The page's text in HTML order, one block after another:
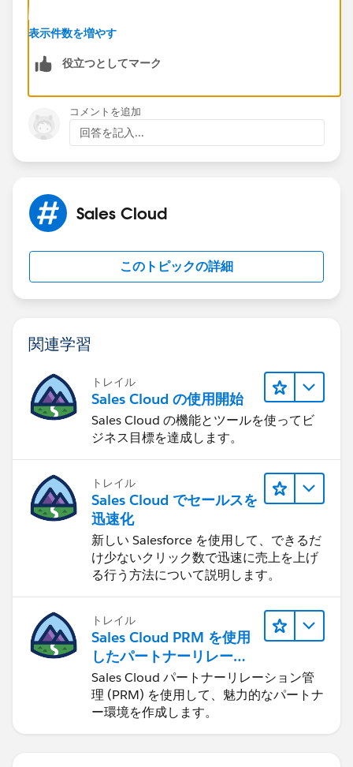
Validation rule exception
community/feed/0D54S00000G2eyD
表示件数を増やす
役立つとしてマーク
コメントを追加
回答を記入...
Sales Cloud
このトピックの詳細
関連学習
トレイル
Sales Cloud の使用開始
Sales Cloud の機能とツールを使ってビ
ジネス目標を達成します。
トレイル
Sales Cloud でセールスを
迅速化
新しい Salesforce を使用して、できるだ
け少ないクリック数で迅速に売上を上げ
る行う方法について説明します。
トレイル
Sales Cloud PRM を使用
したパートナーリレーシ
ョンの管理
Sales Cloud パートナーリレーション管
理 (PRM) を使用して、魅力的なパートナ
ー環境を作成します。